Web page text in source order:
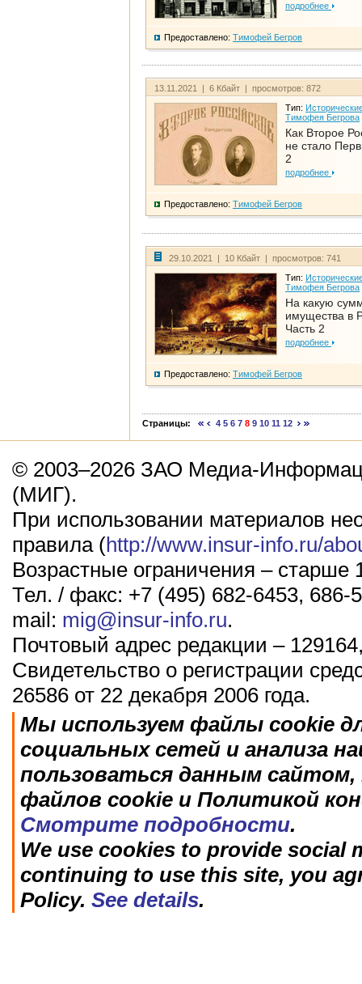
подробнее
Предоставлено: Тимофей Бегров
13.11.2021 | 6 Кбайт | просмотров: 872
Тип:
Тимофея Бегрова
Как Второе
не стало
2
подробнее
Предоставлено: Тимофей Бегров
29.10.2021 | 10 Кбайт | просмотров: 741
Тип:
Тимофея Бегрова
На какую
имущества в
Часть 2
подробнее
Предоставлено: Тимофей Бегров
Страницы: 4 5 6 7 8 9 10 11 12
© 2003–2026 ЗАО Медиа-
(МИГ).
При использовании материалов
правила (http://www.insur-info.ru/
Возрастные ограничения – старше
Тел. / факс: +7 (495) 682-6453, 686-
mail: mig@insur-info.ru.
Почтовый адрес редакции –
Свидетельство о регистрации
26586 от 22 декабря 2006 года.
Мы используем файлы cookie
социальных сетей и анализа
пользоваться данным
файлов cookie и Политикой
Смотрите подробности.
We use cookies to provide social
continuing to use this site, you
Policy. See details.